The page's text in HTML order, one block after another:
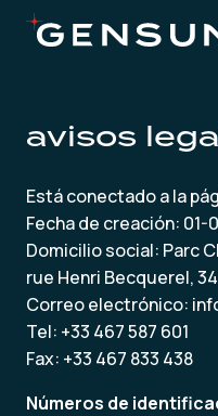
avisos
Está conectado a la
Fecha de creación: 01-
Domicilio social: Parc
rue Henri Becquerel,
Correo electrónico:
Tel: +33 467 587 601
Fax: +33 467 833 438
Números de